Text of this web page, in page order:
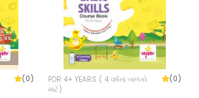
(0)
FOR 4+ YEARS ( 4 વર્ષના બાળકો
માટે)
(0)